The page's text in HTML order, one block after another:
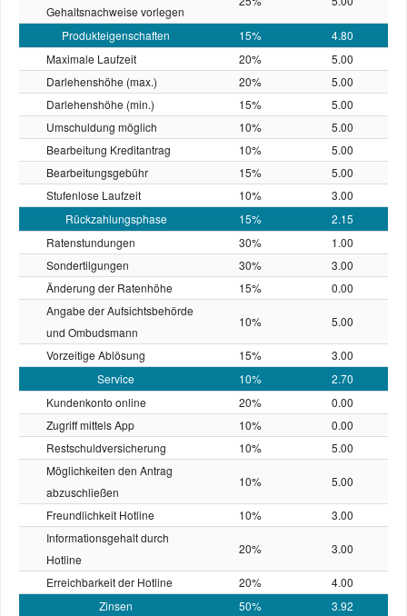
Gehaltsnachweise vorlegen
Produkteigenschaften 15%
4.80
Maximale Laufzeit
20%
5.00
Darlehenshöhe (max.)
20%
5.00
Darlehenshöhe (min.)
15%
5.00
Umschuldung möglich
10%
5.00
Bearbeitung Kreditantrag
10%
5.00
Bearbeitungsgebühr
15%
5.00
Stufenlose Laufzeit
10%
3.00
Rückzahlungsphase
15%
2.15
Ratenstundungen
30%
1.00
Sondertilgungen
30%
3.00
Änderung der Ratenhöhe
15%
0.00
Angabe der Aufsichtsbehörde
und Ombudsmann
10% 5.00
Vorzeitige Ablösung 15%
3.00
Service
10%
2.70
Kundenkonto online
20%
0.00
Zugriff mittels App
10%
0.00
Restschuld­versicherung
10%
5.00
Möglichkeiten den Antrag
abzuschließen
10% 5.00
Freundlichkeit Hotline 10%
3.00
Informationsgehalt durch
Hotline
20% 3.00
Erreichbarkeit der Hotline 20%
4.00
Zinsen
50%
3.92